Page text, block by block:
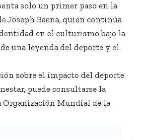
solo un primer paso en la
Joseph Baena, quien continúa
en el culturismo bajo la
una leyenda del deporte y el
sobre el impacto del deporte
puede consultarse la
Organización Mundial de la